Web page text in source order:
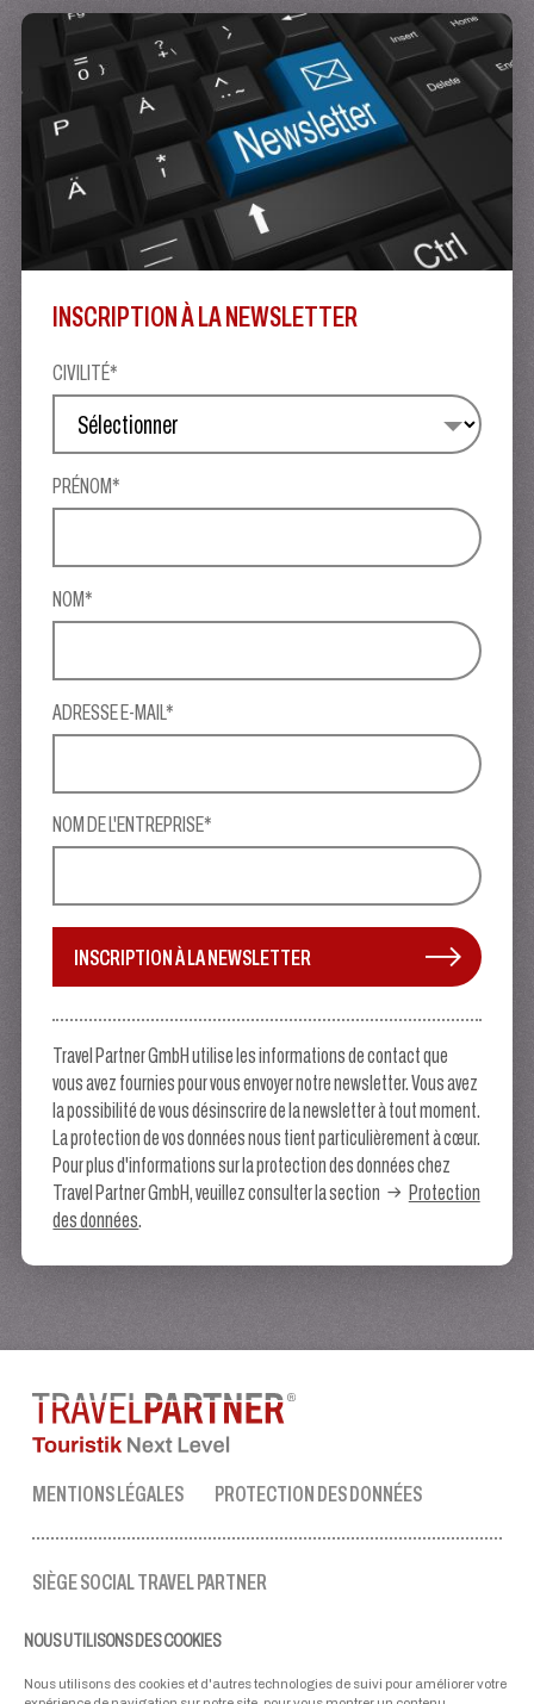
NOUS UTILISONS DES COOKIES
Nous utilisons des cookies et d'autres technologies de suivi pour améliorer votre
INSCRIPTION À LA NEWSLETTER
CIVILITÉ*
PRÉNOM*
NOM*
ADRESSE E-MAIL*
NOM DE L'ENTREPRISE*
INSCRIPTION À LA NEWSLETTER
Travel Partner GmbH utilise les informations de contact que
vous avez fournies pour vous envoyer notre newsletter. Vous avez
la possibilité de vous désinscrire de la newsletter à tout moment.
La protection de vos données nous tient particulièrement à cœur.
Pour plus d'informations sur la protection des données chez
Travel Partner GmbH, veuillez consulter la section
Protection
des données.
MENTIONS LÉGALES PROTECTION DES DONNÉES
SIÈGE SOCIAL TRAVEL PARTNER
lun-ven : 09:00 - 17:00 heures
ellmau@travel-partner.com